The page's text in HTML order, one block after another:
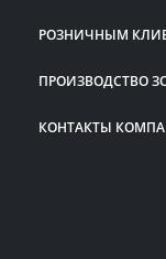
РОЗНИЧНЫМ
ПРОИЗВОДСТВО
КОНТАКТЫ